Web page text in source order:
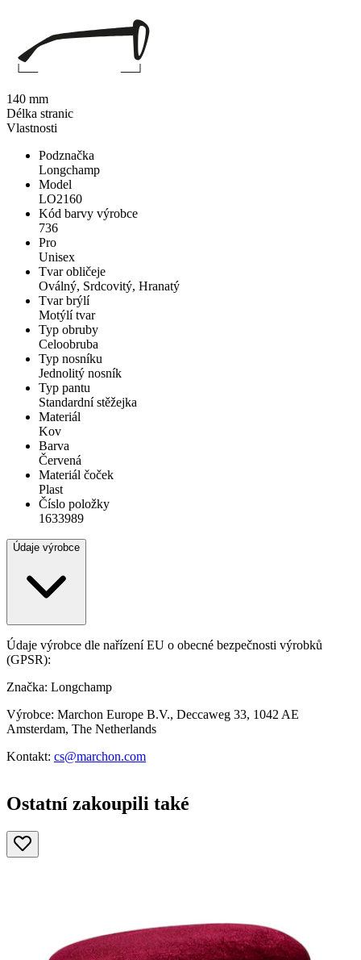
Vlastnosti
Podznačka
Longchamp
Model
LO2160
Kód barvy výrobce
736
Pro
Unisex
Tvar obličeje
Oválný, Srdcovitý, Hranatý
Tvar brýlí
Motýlí tvar
Typ obruby
Celoobruba
Typ nosníku
Jednolitý nosník
Typ pantu
Standardní stěžejka
Materiál
Kov
Barva
Červená
Materiál čoček
Plast
Číslo položky
1633989
Údaje výrobce
Údaje výrobce dle nařízení EU o obecné bezpečnosti výrobků
(GPSR):
Značka: Longchamp
Výrobce: Marchon Europe B.V., Deccaweg 33, 1042 AE
Amsterdam, The Netherlands
Kontakt: cs@marchon.com
140 mm
Délka stranic
Ostatní zakoupili také